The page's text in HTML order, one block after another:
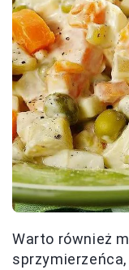
Warto również